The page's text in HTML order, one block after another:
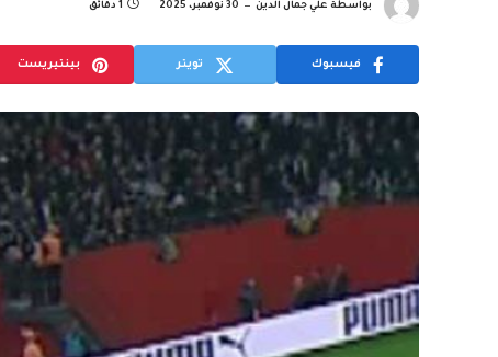
بواسطة علي جمال الدين 30 نوفمبر، 2025 1 دقائق
فيسبوك تويتر بينتيريست